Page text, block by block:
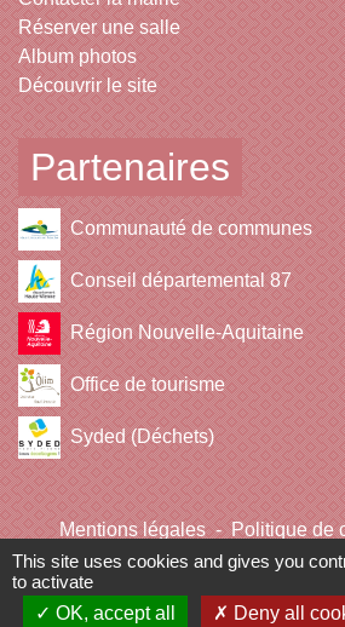
Réserver une salle
Album photos
Découvrir le site
Partenaires
Communauté de communes
Conseil départemental 87
Région Nouvelle-Aquitaine
Office de tourisme
Syded (Déchets)
Mentions légales - Politique de
Accessibilité - Plan du site -
Site créé en partenariat avec
This site uses cookies and gives you
to activate
OK, accept all
Deny all